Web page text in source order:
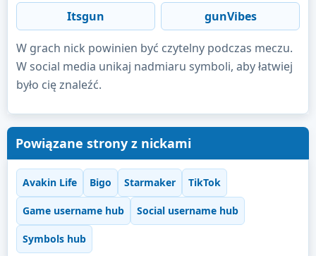
Itsgun gunVibes
W grach nick powinien być czytelny podczas meczu.
W social media unikaj nadmiaru symboli, aby łatwiej
było cię znaleźć.
Powiązane strony z nickami
Avakin Life Bigo Starmaker TikTok
Game username hub Social username hub
Symbols hub